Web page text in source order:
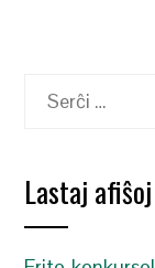
Serĉu:
Lastaj afiŝoj